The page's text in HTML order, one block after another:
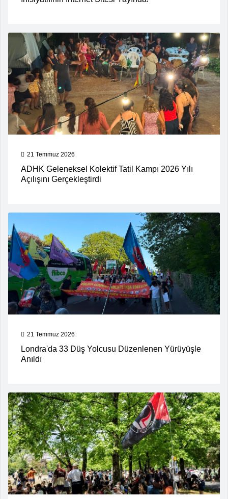
21 Temmuz 2026
ADHK Geleneksel Kolektif Tatil Kampı 2026 Yılı
Açılışını Gerçekleştirdi
21 Temmuz 2026
Londra'da 33 Düş Yolcusu Düzenlenen Yürüyüşle
Anıldı